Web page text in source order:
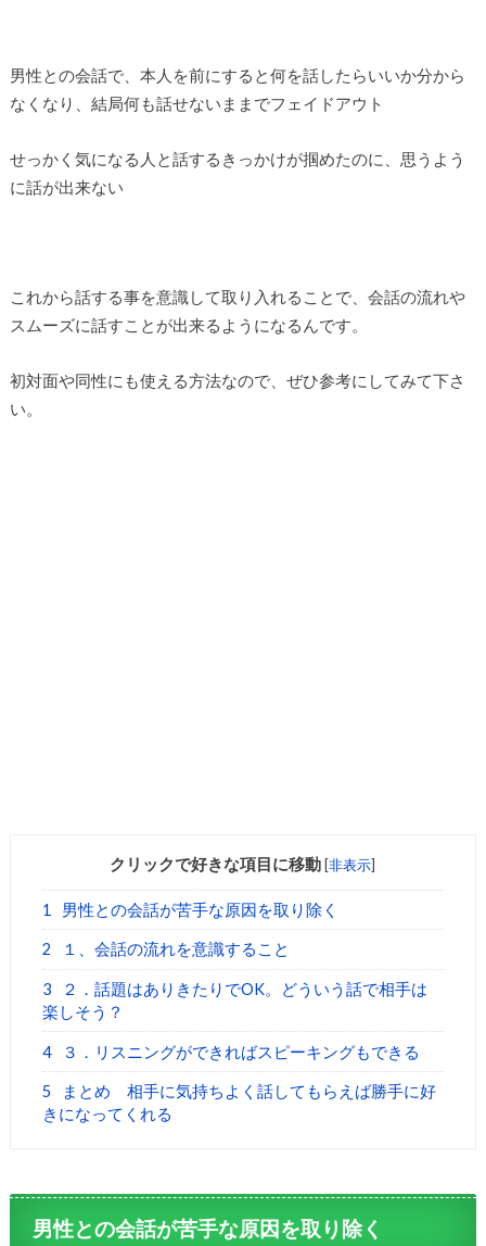
男性との会話で、本人を前にすると何を話したらいいか分から
なくなり、結局何も話せないままでフェイドアウト
せっかく気になる人と話するきっかけが掴めたのに、思うよう
に話が出来ない
これから話する事を意識して取り入れることで、会話の流れや
スムーズに話すことが出来るようになるんです。
初対面や同性にも使える方法なので、ぜひ参考にしてみて下さ
い。
クリックで好きな項目に移動 [非表示]
1 男性との会話が苦手な原因を取り除く
2 １、会話の流れを意識すること
3
２．話題はありきたりでOK。どういう話で相手は
楽しそう？
4 ３．リスニングができればスピーキングもできる
5
まとめ 相手に気持ちよく話してもらえば勝手に好
きになってくれる
男性との会話が苦手な原因を取り除く